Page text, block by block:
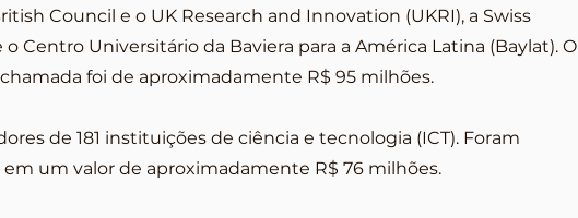
Council e o UK Research and Innovation (UKRI), a Swiss
Centro Universitário da Baviera para a América Latina (Baylat). O
foi de aproximadamente R$ 95 milhões.
de 181 instituições de ciência e tecnologia (ICT). Foram
um valor de aproximadamente R$ 76 milhões.